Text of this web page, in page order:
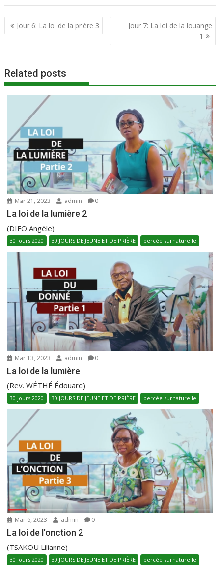
b
o
er l s
A
g
er
Jour 6: La loi de la prière 3
Jour 7: La loi de la louange
1
Related posts
Mar 21, 2023 admin 0
La loi de la lumière 2
(DIFO Angèle)
30 jours 2020 30 JOURS DE JEUNE ET DE PRIÈRE percée surnaturelle
Mar 13, 2023 admin 0
La loi de la lumière
(Rev. WÉTHÉ Édouard)
30 jours 2020 30 JOURS DE JEUNE ET DE PRIÈRE percée surnaturelle
Mar 6, 2023 admin 0
La loi de l’onction 2
(TSAKOU Lilianne)
30 jours 2020 30 JOURS DE JEUNE ET DE PRIÈRE percée surnaturelle